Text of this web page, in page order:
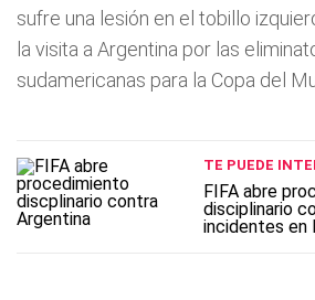
sufre una lesión en el tobillo
la visita a Argentina por las
sudamericanas para la Copa del
TE PUEDE
FIFA abre
disciplinario
incidentes en